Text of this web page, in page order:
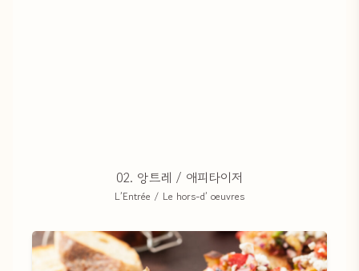
02. 앙트레 / 애피타이저
L’Entrée / Le hors-d’ oeuvres